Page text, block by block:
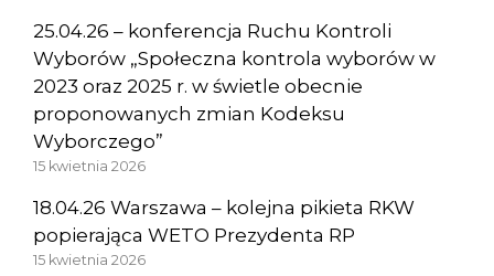
25.04.26 – konferencja Ruchu Kontroli
Wyborów „Społeczna kontrola wyborów w
2023 oraz 2025 r. w świetle obecnie
proponowanych zmian Kodeksu
Wyborczego”
15 kwietnia 2026
18.04.26 Warszawa – kolejna pikieta RKW
popierająca WETO Prezydenta RP
15 kwietnia 2026